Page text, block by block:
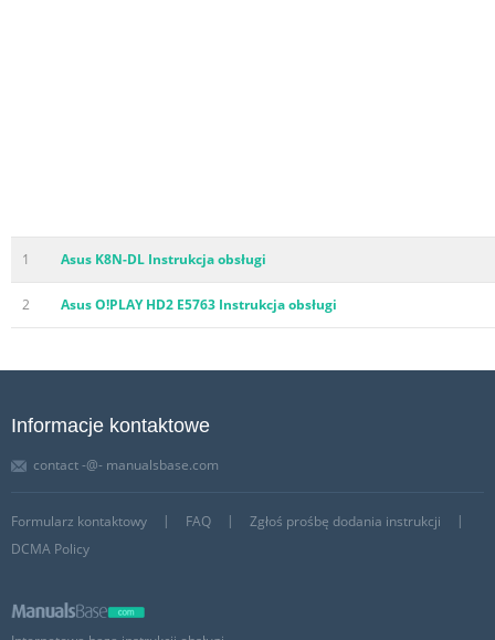
1 Asus K8N-DL Instrukcja obsługi
2 Asus O!PLAY HD2 E5763 Instrukcja obsługi
Informacje kontaktowe
contact -@- manualsbase.com
Formularz kontaktowy FAQ
Zgłoś prośbę dodania instrukcji
DCMA Policy